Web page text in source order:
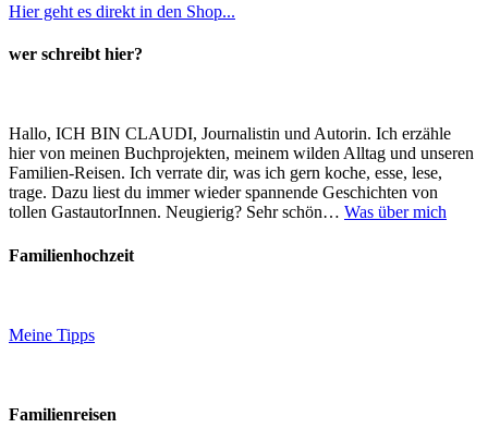
Hier geht es direkt in den Shop...
wer schreibt hier?
Hallo, ICH BIN CLAUDI, Journalistin und Autorin. Ich erzähle
hier von meinen Buchprojekten, meinem wilden Alltag und unseren
Familien-Reisen. Ich verrate dir, was ich gern koche, esse, lese,
trage. Dazu liest du immer wieder spannende Geschichten von
tollen GastautorInnen. Neugierig? Sehr schön… Was über mich
Familienhochzeit
Meine Tipps
Familienreisen